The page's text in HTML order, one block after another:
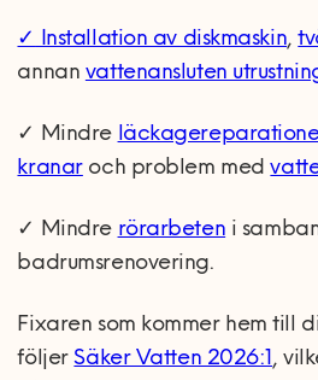
✓ Installation av diskmaskin,
annan vattenansluten
✓ Mindre
kranaroch problem med
✓ Mindre rörarbeten i
badrumsrenovering.
Fixaren som kommer hem till
följerSäker Vatten 2026:1,